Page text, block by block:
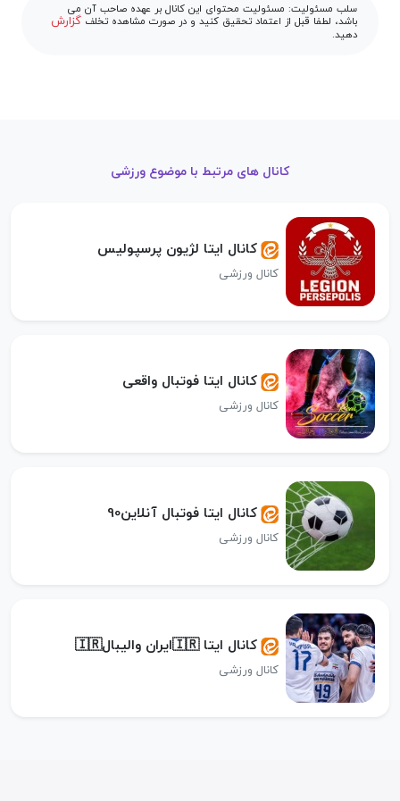
سلب مسئولیت: مسئولیت محتوای این کانال بر عهده صاحب آن می
باشد، لطفا قبل از اعتماد تحقیق کنید و در صورت مشاهده تخلف گزارش
دهید.
کانال های مرتبط با موضوع ورزشی
کانال ایتا لژیون پرسپولیس
کانال ورزشی
کانال ایتا فوتبال واقعی
کانال ورزشی
کانال ایتا فوتبال آنلاین90
کانال ورزشی
کانال ایتا 🇮🇷ایران والیبال🇮🇷
کانال ورزشی